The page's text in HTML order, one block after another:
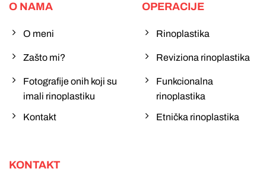
O NAMA
O meni
Zašto mi?
Fotografije onih koji su
imali rinoplastiku
Kontakt
OPERACIJE
Rinoplastika
Reviziona rinoplastika
Funkcionalna
rinoplastika
Etnička rinoplastika
KONTAKT